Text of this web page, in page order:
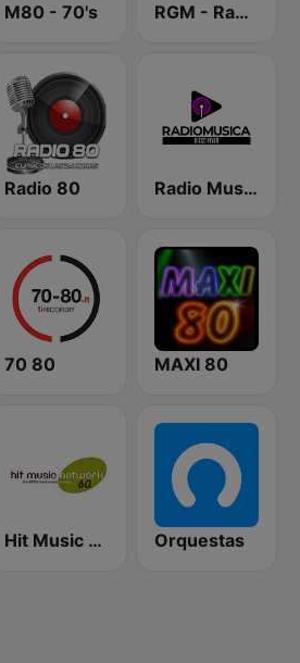
M80 - 70's RGM - Radio Galega Música
Radio 80 Radio Musica Disco Fever
70 80 MAXI 80
Hit Music Network 60's Orquestas